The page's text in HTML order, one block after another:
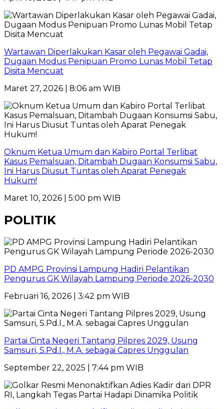
Wartawan Diperlakukan Kasar oleh Pegawai Gadai,
Dugaan Modus Penipuan Promo Lunas Mobil Tetap
Disita Mencuat
Maret 27, 2026 | 8:06 am WIB
Oknum Ketua Umum dan Kabiro Portal Terlibat
Kasus Pemalsuan, Ditambah Dugaan Konsumsi Sabu,
Ini Harus Diusut Tuntas oleh Aparat Penegak
Hukum!
Maret 10, 2026 | 5:00 pm WIB
POLITIK
PD AMPG Provinsi Lampung Hadiri Pelantikan
Pengurus GK Wilayah Lampung Periode 2026-2030
Februari 16, 2026 | 3:42 pm WIB
Partai Cinta Negeri Tantang Pilpres 2029, Usung
Samsuri, S.Pd.I., M.A. sebagai Capres Unggulan
September 22, 2025 | 7:44 pm WIB